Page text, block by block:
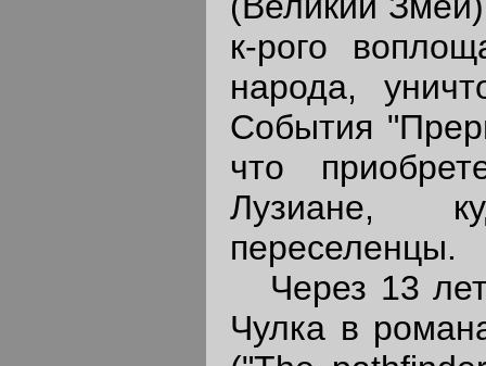
к-рого
народа,
События
что
Лузиане,
переселенцы.
Через 13 лет
Чулка в